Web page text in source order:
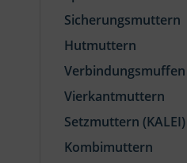
Sicherungsmuttern
Hutmuttern
Verbindungsmuffen
Vierkantmuttern
Setzmuttern (KALEI)
Kombimuttern